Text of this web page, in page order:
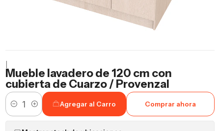
Mueble lavadero de 120 cm con
cubierta de Cuarzo / Provenzal
Cantidad
Agregar al Carro Comprar ahora